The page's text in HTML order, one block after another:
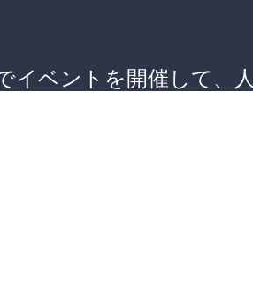
イベントを開催して、人